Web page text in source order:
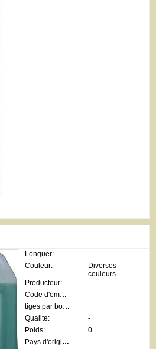
Longuer:
-
Couleur:
Diverses
couleurs
Producteur:
-
Code d'emballage:
tiges par botte:
Qualite:
-
Poids:
0
Pays d'origine:
-